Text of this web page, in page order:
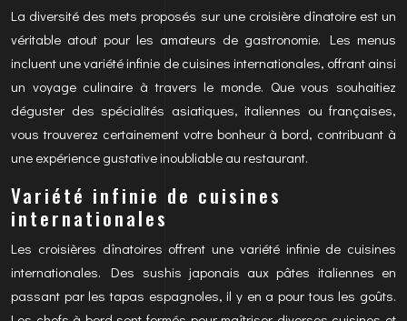
La diversité des mets proposés sur une croisière dînatoire est un
véritable atout pour les amateurs de gastronomie. Les menus
incluent une variété infinie de cuisines internationales, offrant ainsi
un voyage culinaire à travers le monde. Que vous souhaitiez
déguster des spécialités asiatiques, italiennes ou françaises,
vous trouverez certainement votre bonheur à bord, contribuant à
une expérience gustative inoubliable au restaurant.
Variété infinie de cuisines
internationales
Les croisières dînatoires offrent une variété infinie de cuisines
internationales. Des sushis japonais aux pâtes italiennes en
passant par les tapas espagnoles, il y en a pour tous les goûts.